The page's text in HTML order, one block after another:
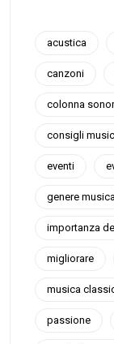
acustica
canzoni
colonna
consigli
eventi
genere
importanza
migliorare
musica
passione